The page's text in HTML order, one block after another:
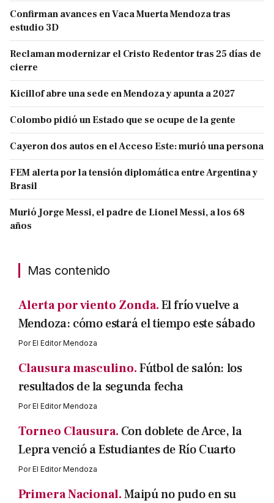
Confirman avances en Vaca Muerta Mendoza tras
estudio 3D
Reclaman modernizar el Cristo Redentor tras 25 días de
cierre
Kicillof abre una sede en Mendoza y apunta a 2027
Colombo pidió un Estado que se ocupe de la gente
Cayeron dos autos en el Acceso Este: murió una persona
FEM alerta por la tensión diplomática entre Argentina y
Brasil
Murió Jorge Messi, el padre de Lionel Messi, a los 68
años
Mas contenido
Alerta por viento Zonda.El frío vuelve a
Mendoza: cómo estará el tiempo este sábado
PorEl Editor Mendoza
Clausura masculino.Fútbol de salón: los
resultados de la segunda fecha
PorEl Editor Mendoza
Torneo Clausura. Con doblete de Arce, la
Lepra venció a Estudiantes de Río Cuarto
PorEl Editor Mendoza
Primera Nacional.Maipú no pudo en su